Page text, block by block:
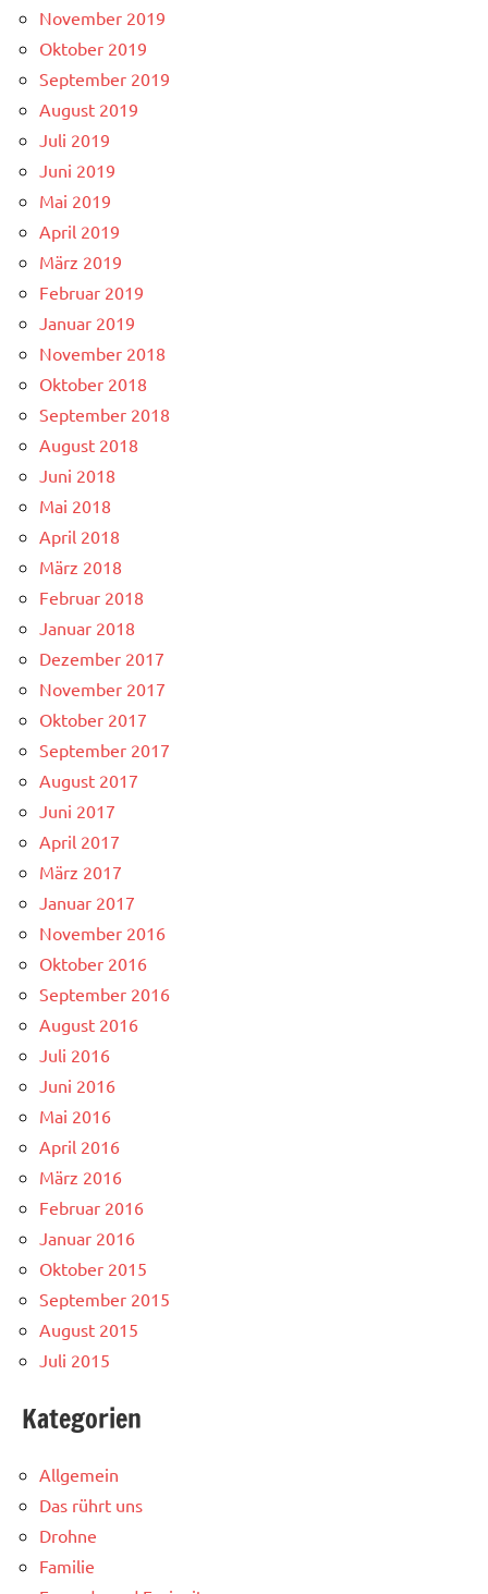
November 2019
Oktober 2019
September 2019
August 2019
Juli 2019
Juni 2019
Mai 2019
April 2019
März 2019
Februar 2019
Januar 2019
November 2018
Oktober 2018
September 2018
August 2018
Juni 2018
Mai 2018
April 2018
März 2018
Februar 2018
Januar 2018
Dezember 2017
November 2017
Oktober 2017
September 2017
August 2017
Juni 2017
April 2017
März 2017
Januar 2017
November 2016
Oktober 2016
September 2016
August 2016
Juli 2016
Juni 2016
Mai 2016
April 2016
März 2016
Februar 2016
Januar 2016
Oktober 2015
September 2015
August 2015
Juli 2015
Kategorien
Allgemein
Das rührt uns
Drohne
Familie